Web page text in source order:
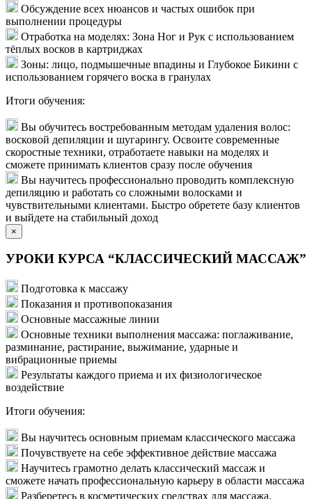
Обсуждение всех нюансов и частых ошибок при
выполнении процедуры
Отработка на моделях: Зона Ног и Рук с использованием
тёплых восков в картриджах
Зоны: лицо, подмышечные впадины и Глубокое Бикини с
использованием горячего воска в гранулах
Итоги обучения:
Вы обучитесь востребованным методам удаления волос:
восковой депиляции и шугарингу. Освоите современные
скоростные техники, отработаете навыки на моделях и
сможете принимать клиентов сразу после обучения
Вы научитесь профессионально проводить комплексную
депиляцию и работать со сложными волосками и
чувствительными клиентами. Быстро обретете базу клиентов
и выйдете на стабильный доход
×
УРОКИ КУРСА “КЛАССИЧЕСКИЙ МАССАЖ”
Подготовка к массажу
Показания и противопоказания
Основные массажные линии
Основные техники выполнения массажа: поглаживание,
разминание, растирание, выжимание, ударные и
вибрационные приемы
Результаты каждого приема и их физиологическое
воздействие
Итоги обучения:
Вы научитесь основным приемам классического массажа
Почувствуете на себе эффективное действие массажа
Научитесь грамотно делать классический массаж и
сможете начать профессиональную карьеру в области массажа
Разберетесь в косметических средствах для массажа,